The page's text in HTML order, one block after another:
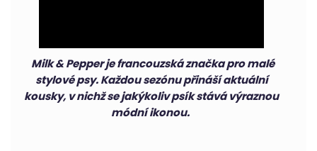
Milk & Pepper je francouzská značka pro malé
stylové psy. Každou sezónu přináší aktuální
kousky, v nichž se jakýkoliv psík stává výraznou
módní ikonou.